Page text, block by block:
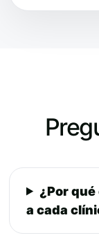
¿Por
a cada